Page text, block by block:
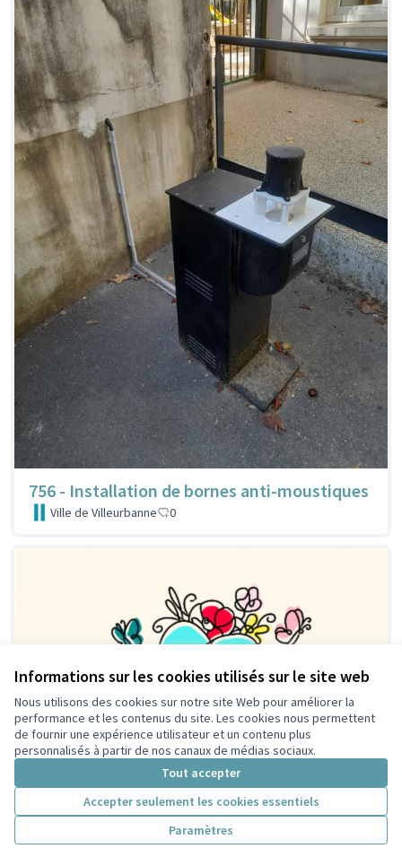
Informations sur les cookies utilisés sur le site web
Nous utilisons des cookies sur notre site Web pour améliorer la
performance et les contenus du site. Les cookies nous permettent
de fournir une expérience utilisateur et un contenu plus
personnalisés à partir de nos canaux de médias sociaux.
Tout accepter
Accepter seulement les cookies essentiels
Paramètres
756 - Installation de bornes anti-moustiques
Ville de Villeurbanne 0